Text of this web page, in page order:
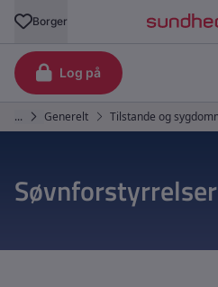
Søvnforstyrrelser